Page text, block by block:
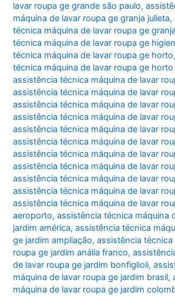
lavar roupa ge grande são paulo,
máquina de lavar roupa ge granja julieta,
técnica máquina de lavar roupa ge
técnica máquina de lavar roupa ge
técnica máquina de lavar roupa ge horto
técnica máquina de lavar roupa ge
assistência técnica máquina de lavar
assistência técnica máquina de lavar
assistência técnica máquina de lavar
assistência técnica máquina de lavar
assistência técnica máquina de lavar
assistência técnica máquina de lavar
assistência técnica máquina de lavar
assistência técnica máquina de lavar
assistência técnica máquina de lavar
assistência técnica máquina de lavar
assistência técnica máquina de lavar
aeroporto,assistência técnica máquina
jardim américa,assistência técnica
ge jardim ampliação,assistência
roupa ge jardim anália franco,
de lavar roupa ge jardim bonfiglioli,
máquina de lavar roupa ge jardim brasil,
máquina de lavar roupa ge jardim